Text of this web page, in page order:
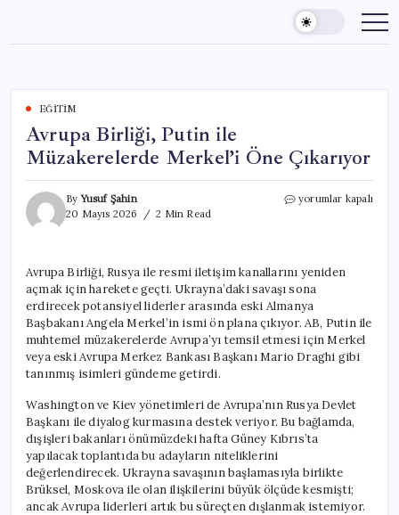
content
EĞITIM
Avrupa Birliği, Putin ile
Müzakerelerde Merkel’i Öne Çıkarıyor
ByYusuf Şahin
20 Mayıs 2026
2 Min Read
Avrupa
Merkel’i
Öne
Çıkarıyor
için
yorumlar kapalı
Avrupa Birliği, Rusya ile resmi iletişim kanallarını yeniden
açmak için harekete geçti. Ukrayna’daki savaşı sona
erdirecek potansiyel liderler arasında eski Almanya
Başbakanı Angela Merkel’in ismi ön plana çıkıyor. AB, Putin ile
muhtemel müzakerelerde Avrupa’yı temsil etmesi için Merkel
veya eski Avrupa Merkez Bankası Başkanı Mario Draghi gibi
tanınmış isimleri gündeme getirdi.
Washington ve Kiev yönetimleri de Avrupa’nın Rusya Devlet
Başkanı ile diyalog kurmasına destek veriyor. Bu bağlamda,
dışişleri bakanları önümüzdeki hafta Güney Kıbrıs’ta
yapılacak toplantıda bu adayların niteliklerini
değerlendirecek. Ukrayna savaşının başlamasıyla birlikte
Brüksel, Moskova ile olan ilişkilerini büyük ölçüde kesmişti;
ancak Avrupa liderleri artık bu süreçten dışlanmak istemiyor.